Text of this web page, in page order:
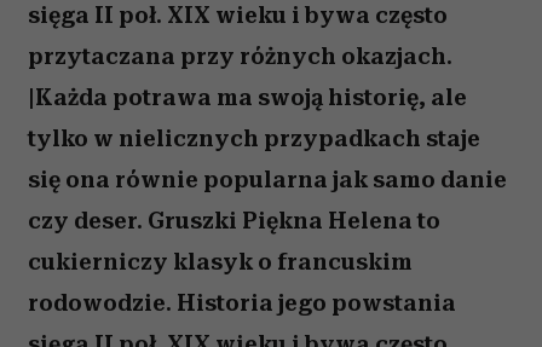
sięga II poł. XIX wieku i bywa często
przytaczana przy różnych okazjach.
|Każda potrawa ma swoją historię, ale
tylko w nielicznych przypadkach staje
się ona równie popularna jak samo danie
czy deser. Gruszki Piękna Helena to
cukierniczy klasyk o francuskim
rodowodzie. Historia jego powstania